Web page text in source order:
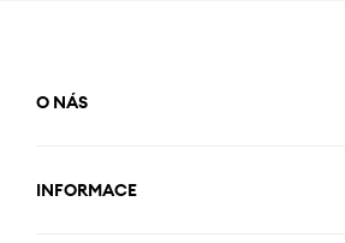
O NÁS
INFORMACE